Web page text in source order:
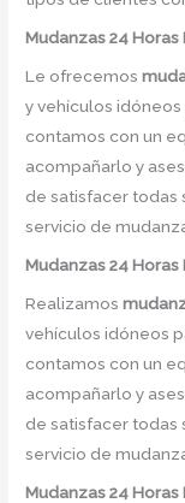
Mudanzas 24
Le ofrecemos
y vehículos
contamos con un
acompañarlo y
de satisfacer todas
servicio de
Mudanzas 24
Realizamos
vehículos idóneos
contamos con un
acompañarlo y
de satisfacer todas
servicio de
Mudanzas 24